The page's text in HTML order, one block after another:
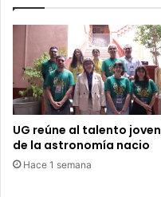
i
e
n
t
a
l
a
c
p
i
t
UG reúne al talento joven
de la astronomía nacio
Hace 1 semana